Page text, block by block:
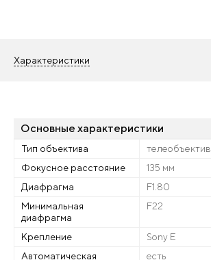
Характеристики
Основные характеристики
Тип объектива
телеобъектив
Фокусное расстояние
135 мм
Диафрагма
F1.80
Минимальная
диафрагма
F22
Крепление
Sony E
Автоматическая
есть